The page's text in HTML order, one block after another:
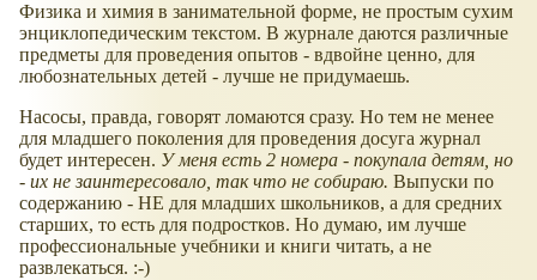
Физика и химия в занимательной форме, не простым сухим
энциклопедическим текстом. В журнале даются различные
предметы для проведения опытов - вдвойне ценно, для
любознательных детей - лучше не придумаешь.
Насосы, правда, говорят ломаются сразу. Но тем не менее
для младшего поколения для проведения досуга журнал
будет интересен. У меня есть 2 номера - покупала детям, но
- их не заинтересовало, так что не собираю. Выпуски по
содержанию - НЕ для младших школьников, а для средних
старших, то есть для подростков. Но думаю, им лучше
профессиональные учебники и книги читать, а не
развлекаться. :-)